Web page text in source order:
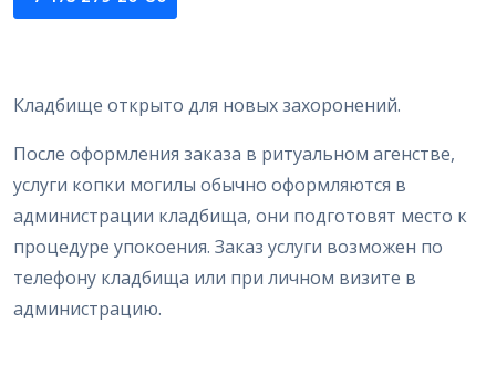
Кладбище открыто для новых захоронений.
После оформления заказа в ритуальном агенстве,
услуги копки могилы обычно оформляются в
администрации кладбища, они подготовят место к
процедуре упокоения. Заказ услуги возможен по
телефону кладбища или при личном визите в
администрацию.